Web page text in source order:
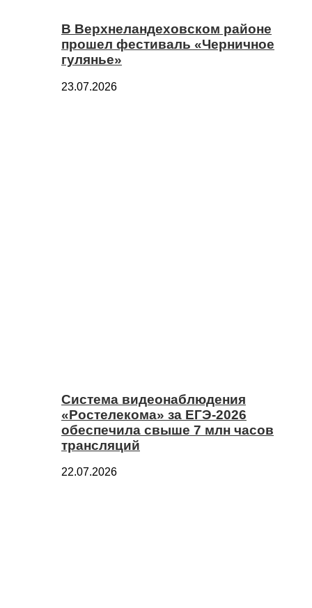
В Верхнеландеховском районе
прошел фестиваль «Черничное
гулянье»
23.07.2026
Система видеонаблюдения
«Ростелекома» за ЕГЭ-2026
обеспечила свыше 7 млн часов
трансляций
22.07.2026